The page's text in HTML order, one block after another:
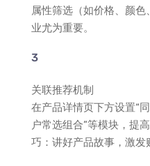
属性筛选（如价格、颜
业尤为重要。
关联推荐机制
在产品详情页下方设置“
户常选组合”等模块，提
巧：讲好产品故事，激发